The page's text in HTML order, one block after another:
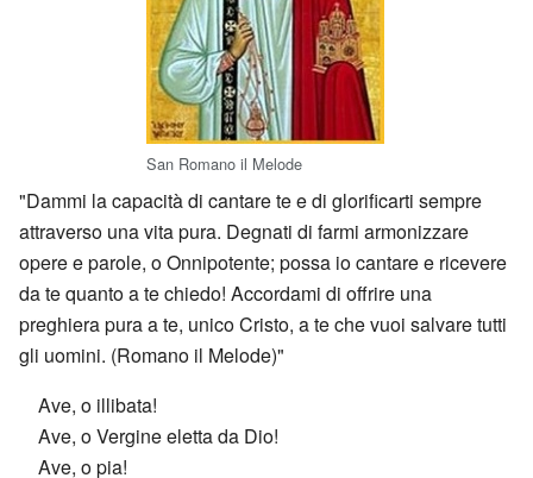
San Romano il Melode
"Dammi la capacità di cantare te e di glorificarti sempre
attraverso una vita pura. Degnati di farmi armonizzare
opere e parole, o Onnipotente; possa io cantare e ricevere
da te quanto a te chiedo! Accordami di offrire una
preghiera pura a te, unico Cristo, a te che vuoi salvare tutti
gli uomini. (Romano il Melode)"
Ave, o illibata!
Ave, o Vergine eletta da Dio!
Ave, o pia!